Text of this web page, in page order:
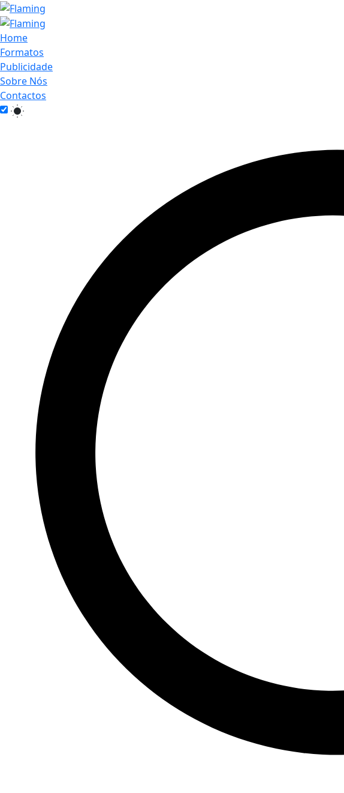
Home
Formatos
Publicidade
Sobre Nós
Contactos